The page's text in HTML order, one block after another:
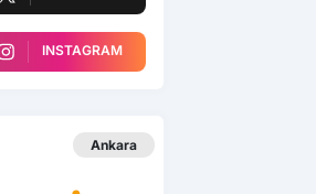
INSTAGRAM
Ankara